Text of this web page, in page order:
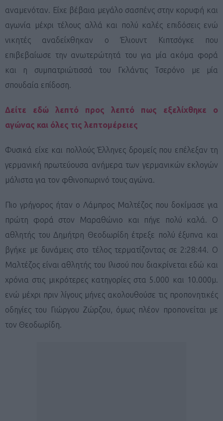
αναμενόταν. Είχε βέβαια μεγάλο σασπένς στην κορυφή και
αγωνία μέχρι τέλους αλλά και πολύ καλές επιδόσεις ενώ
νικητές αναδείχθηκαν ο Έλιουντ Κιπτσόγκε που
επιβεβαίωσε την ανωτερώτητά του για μία ακόμα φορά
και η συμπατριώτισσά του Γκλάντις Τσερόνο με μία
σπουδαία επίδοση.
Δείτε εδώ λεπτό προς λεπτό πως εξελίχθηκε ο
αγώνας και όλες τις λεπτομέρειες
Φυσικά είχε και πολλούς Έλληνες δρομείς που επέλεξαν τη
γερμανική πρωτεύουσα ανήμερα των γερμανικών εκλογών
μάλιστα για τον φθινοπωρινό τους αγώνα.
Πιο γρήγορος ήταν ο Λάμπρος Μαλτέζος που δοκίμασε για
πρώτη φορά στον Μαραθώνιο και πήγε πολύ καλά. Ο
αθλητής του Δημήτρη Θεοδωρίδη έτρεξε πολύ έξυπνα και
βγήκε με δυνάμεις στο τέλος τερματίζοντας σε 2:28:44. Ο
Μαλτέζος είναι αθλητής του Ιλισού που διακρίνεται εδώ και
χρόνια στις μικρότερες κατηγορίες στα 5.000 και 10.000μ.
ενώ μέχρι πριν λίγους μήνες ακολουθούσε τις προπονητικές
οδηγίες του Γιώργου Ζώρζου, όμως πλέον προπονείται με
τον Θεοδωρίδη.